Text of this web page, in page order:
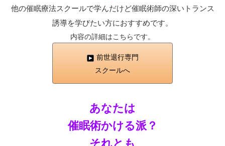
他の催眠療法スクールで学んだけど催眠術師の深いトランス
誘導を学びたい方におすすめです。
内容の詳細はこちらです。
前世退行専門
スクールへ
あなたは
催眠術かける派？
それとも